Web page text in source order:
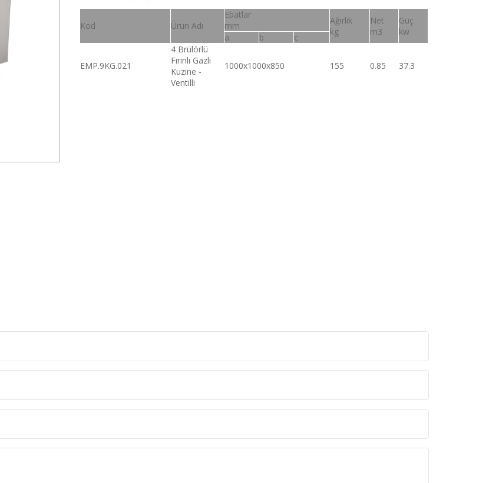
Kod Ürün Adı
Ebatlar
mm
Ağırlık
kg
Net
m3
Güç
kw
a b c
EMP.9KG.021
4 Brülörlü
Fırınlı Gazlı
Kuzine -
Ventilli
1000x1000x850 155 0.85 37.3